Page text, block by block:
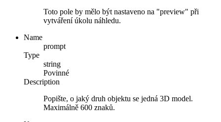
Toto pole by mělo být nastaveno na "preview" při
vytváření úkolu náhledu.
Name
prompt
Type
string
Povinné
Description
Popište, o jaký druh objektu se jedná 3D model.
Maximálně 600 znaků.